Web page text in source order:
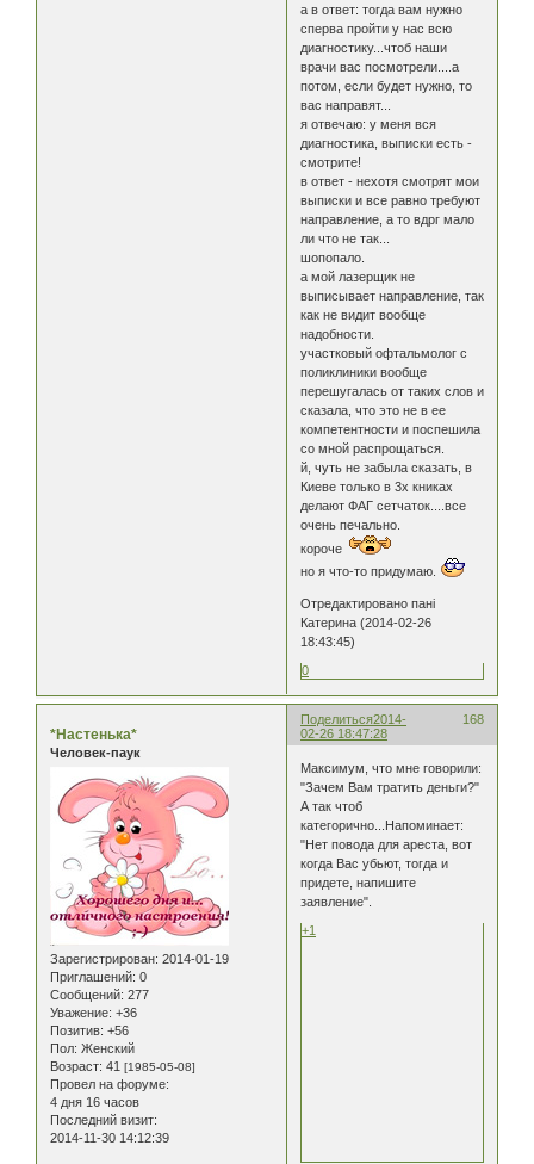
а в ответ: тогда вам нужно
сперва пройти у нас всю
диагностику...чтоб наши
врачи вас посмотрели....а
потом, если будет нужно, то
вас направят...
я отвечаю: у меня вся
диагностика, выписки есть -
смотрите!
в ответ - нехотя смотрят мои
выписки и все равно требуют
направление, а то вдрг мало
ли что не так...
шопопало.
а мой лазерщик не
выписывает направление, так
как не видит вообще
надобности.
участковый офтальмолог с
поликлиники вообще
перешугалась от таких слов и
сказала, что это не в ее
компетентности и поспешила
со мной распрощаться.
й, чуть не забыла сказать, в
Киеве только в 3х книках
делают ФАГ сетчаток....все
очень печально.
короче
но я что-то придумаю.
Отредактировано пані
Катерина (2014-02-26
18:43:45)
0
Поделиться 168
2014-
02-26 18:47:28
*Настенька*
Человек-паук
Зарегистрирован: 2014-01-19
Приглашений: 0
Сообщений: 277
Уважение: +36
Позитив: +56
Пол: Женский
Возраст: 41 [1985-05-08]
Провел на форуме:
4 дня 16 часов
Последний визит:
2014-11-30 14:12:39
Максимум, что мне говорили:
"Зачем Вам тратить деньги?"
А так чтоб
категорично...Напоминает:
"Нет повода для ареста, вот
когда Вас убьют, тогда и
придете, напишите
заявление".
+1